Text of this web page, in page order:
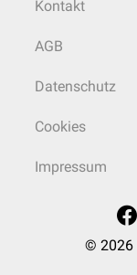
Kontakt
AGB
Datenschutz
Cookies
Impressum
© 2026